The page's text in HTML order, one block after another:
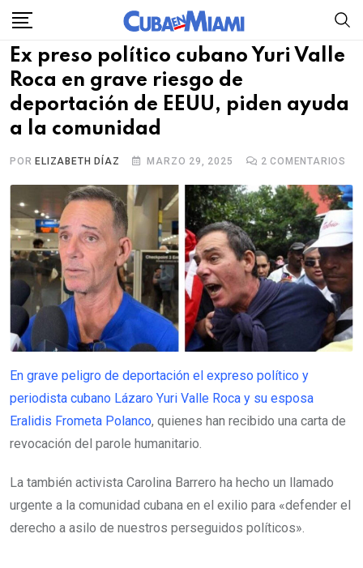
Skip
content
Ex preso político cubano Yuri Valle
Roca en grave riesgo de
deportación de EEUU, piden ayuda
a la comunidad
POR ELIZABETH DÍAZ MARZO 29, 2025 2 COMENTARIOS
En grave peligro de deportación el expreso político y
periodista cubano Lázaro Yuri Valle Roca y su esposa
Eralidis Frometa Polanco, quienes han recibido una carta de
revocación del parole humanitario.
La también activista Carolina Barrero ha hecho un llamado
urgente a la comunidad cubana en el exilio para «defender el
derecho a asilo de nuestros perseguidos políticos».